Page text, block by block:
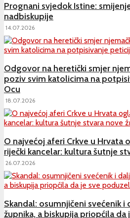
Prognani svjedok Istine:
nadbiskupije
14.07.2026
Odgovor na heretički smjer
poziv svim katolicima na
Ocu
18.07.2026
O najvećoj aferi Crkve u Hrvata
riječki kancelar: kultura šutnje
26.07.2026
Skandal: osumnjičeni svećenik i
župnika, a biskupija priopćila